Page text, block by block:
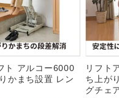
ト アルコー6000
かまち設置 レン
リフト
ち上が
グチェ